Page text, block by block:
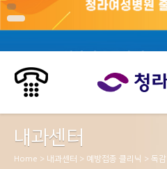
내과센터
Home > 내과센터 > 예방접종 클리닉 > 독감